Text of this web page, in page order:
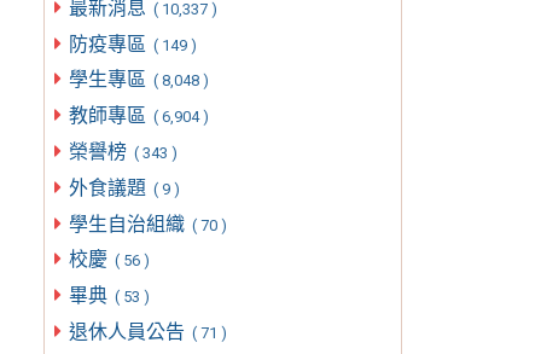
最新消息 ( 10,337 )
防疫專區 ( 149 )
學生專區 ( 8,048 )
教師專區 ( 6,904 )
榮譽榜 ( 343 )
外食議題 ( 9 )
學生自治組織 ( 70 )
校慶 ( 56 )
畢典 ( 53 )
退休人員公告 ( 71 )